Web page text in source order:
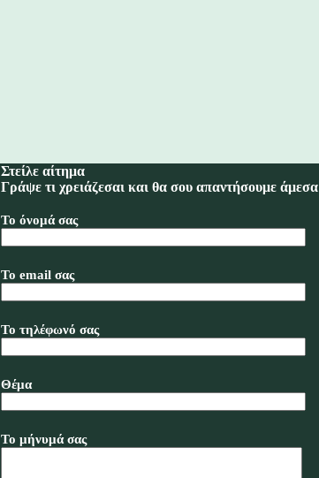
Στείλε αίτημα
Γράψε τι χρειάζεσαι και θα σου απαντήσουμε άμεσα
Το όνομά σας
Το email σας
Το τηλέφωνό σας
Θέμα
Το μήνυμά σας